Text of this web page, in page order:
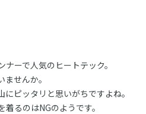
ーで人気のヒートテック。
せんか。
ピッタリと思いがちですよね。
るのはNGのようです。